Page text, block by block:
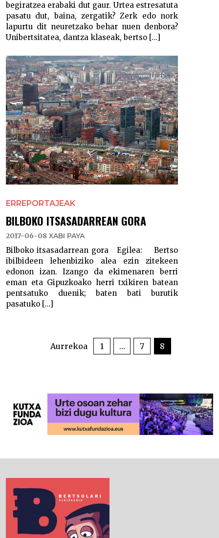
begiratzea erabaki dut gaur. Urtea estresatuta
pasatu dut, baina, zergatik? Zerk edo nork
lapurtu dit neuretzako behar nuen denbora?
Unibertsitatea, dantza klaseak, bertso [...]
ERREPORTAJEAK
BILBOKO ITSASADARREAN GORA
2017-06-08 XABI PAYA
Bilboko itsasadarrean gora Egilea: Bertso
ibilbideen lehenbiziko alea ezin zitekeen
edonon izan. Izango da ekimenaren berri
eman eta Gipuzkoako herri txikiren batean
pentsatuko duenik; baten bati burutik
pasatuko [...]
PAGINATIONAurrekoa 1 … 7 8